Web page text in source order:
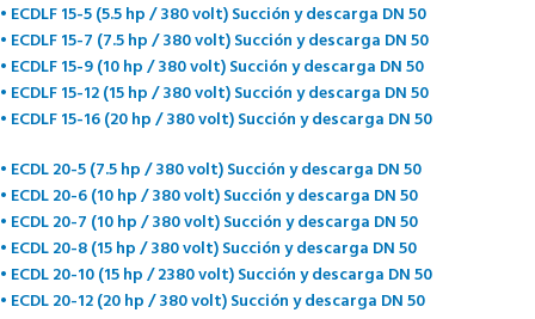
• ECDLF 15-5 (5.5 hp / 380 volt) Succión y descarga DN 50
• ECDLF 15-7 (7.5 hp / 380 volt) Succión y descarga DN 50
• ECDLF 15-9 (10 hp / 380 volt) Succión y descarga DN 50
• ECDLF 15-12 (15 hp / 380 volt) Succión y descarga DN 50
• ECDLF 15-16 (20 hp / 380 volt) Succión y descarga DN 50
• ECDL 20-5 (7.5 hp / 380 volt) Succión y descarga DN 50
• ECDL 20-6 (10 hp / 380 volt) Succión y descarga DN 50
• ECDL 20-7 (10 hp / 380 volt) Succión y descarga DN 50
• ECDL 20-8 (15 hp / 380 volt) Succión y descarga DN 50
• ECDL 20-10 (15 hp / 2380 volt) Succión y descarga DN 50
• ECDL 20-12 (20 hp / 380 volt) Succión y descarga DN 50